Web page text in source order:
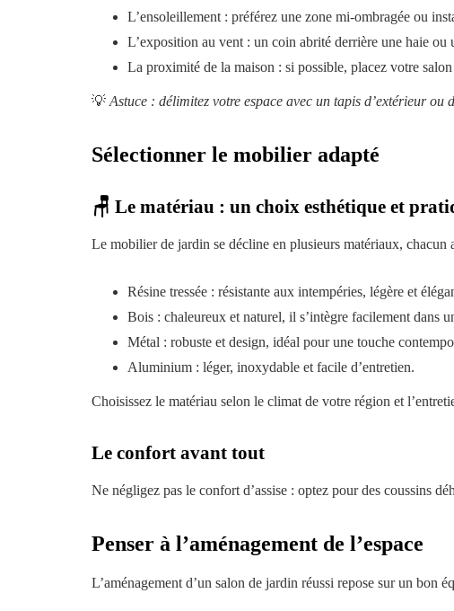
L’ensoleillement : préférez une zone mi-ombragée ou
L’exposition au vent : un coin abrité derrière une haie ou
La proximité de la maison : si possible, placez votre
💡 Astuce : délimitez votre espace avec un tapis d’extérieur
Sélectionner le mobilier adapté
🪑 Le matériau : un choix esthétique et
Le mobilier de jardin se décline en plusieurs matériaux, chacun
Résine tressée : résistante aux intempéries, légère et
Bois : chaleureux et naturel, il s’intègre facilement dans
Métal : robuste et design, idéal pour une touche
Aluminium : léger, inoxydable et facile d’entretien.
Choisissez le matériau selon le climat de votre région et
Le confort avant tout
Ne négligez pas le confort d’assise : optez pour des coussins
Penser à l’aménagement de l’espace
L’aménagement d’un salon de jardin réussi repose sur un bon